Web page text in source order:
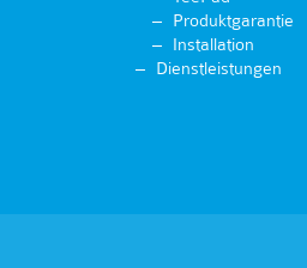
Produktgarantie
Installation
Dienstleistungen